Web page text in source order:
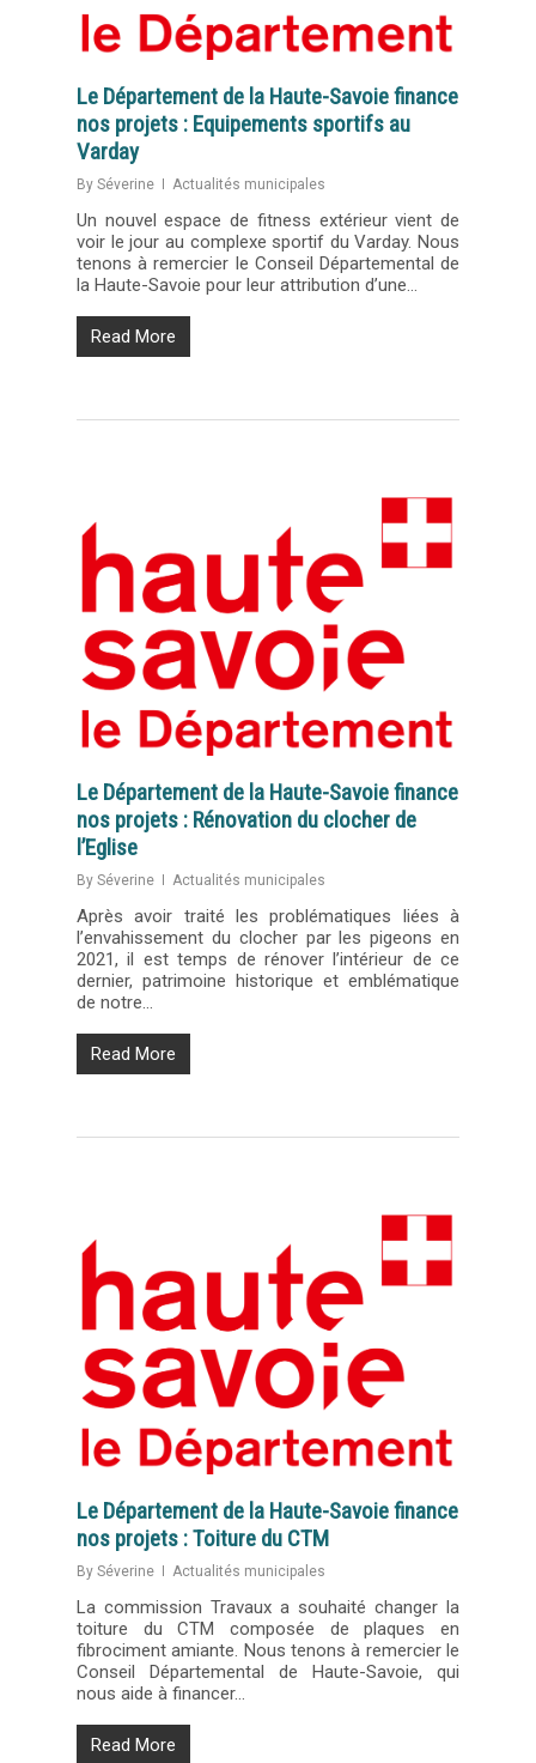
Le Département de la Haute-Savoie finance
nos projets : Equipements sportifs au
Varday
By Séverine Actualités municipales
Un nouvel espace de fitness extérieur vient de
voir le jour au complexe sportif du Varday. Nous
tenons à remercier le Conseil Départemental de
la Haute-Savoie pour leur attribution d’une…
Read More
Le Département de la Haute-Savoie finance
nos projets : Rénovation du clocher de
l’Eglise
By Séverine Actualités municipales
Après avoir traité les problématiques liées à
l’envahissement du clocher par les pigeons en
2021, il est temps de rénover l’intérieur de ce
dernier, patrimoine historique et emblématique
de notre…
Read More
Le Département de la Haute-Savoie finance
nos projets : Toiture du CTM
By Séverine Actualités municipales
La commission Travaux a souhaité changer la
toiture du CTM composée de plaques en
fibrociment amiante. Nous tenons à remercier le
Conseil Départemental de Haute-Savoie, qui
nous aide à financer…
Read More